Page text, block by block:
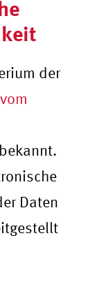
der
Daten